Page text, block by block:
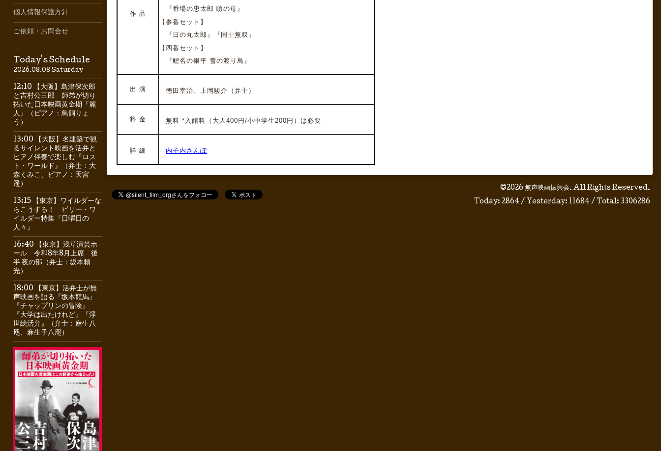
作 品
『番場の忠太郎 瞼の母』
【参番セット】
『日の丸太郎』『国士無双』
【四番セット】
『鯉名の銀平 雪の渡り鳥』
出 演 徳田幸治、 上岡駿介（弁士）
料 金 無料 * 入館料（大人400円/小中学生200円）は必要
詳 細 内子内さんぽ
©2026 無声映画振興会. All Rights Reserved.
Today: 2864 / Yesterday: 11684 / Total: 3306286
個人情報保護方針
ご依頼・お問合せ
Today's Schedule
2026.08.08 Saturday
12:10 【大阪】島津保次郎
と吉村公三郎 師弟が切り
拓いた日本映画黄金期『麗
人』（ピアノ：鳥飼りょ
う）
13:00 【大阪】名建築で観
るサイレント映画を活弁と
ピアノ伴奏で楽しむ『ロス
ト・ワールド』（弁士：大
森くみこ、ピアノ：天宮
遥）
13:15 【東京】ワイルダーな
らこうする！ ビリー・ワ
イルダー特集『日曜日の
人々』
16:40 【東京】浅草演芸ホ
ール 令和8年8月上席 後
半 夜の部（弁士：坂本頼
光）
18:00 【東京】活弁士が無
声映画を語る『坂本龍馬』
『チャップリンの冒険』
『大学は出たけれど』『浮
世絵活弁』（弁士：麻生八
咫、麻生子八咫）